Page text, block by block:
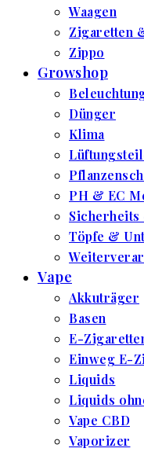
Waagen
Zigaretten
Zippo
Growshop
Dünger
Klima
PH & EC
Töpfe &
Vape
Akkuträger
Basen
E-
Einweg E-
Liquids
Liquids
Vape CBD
Vaporizer